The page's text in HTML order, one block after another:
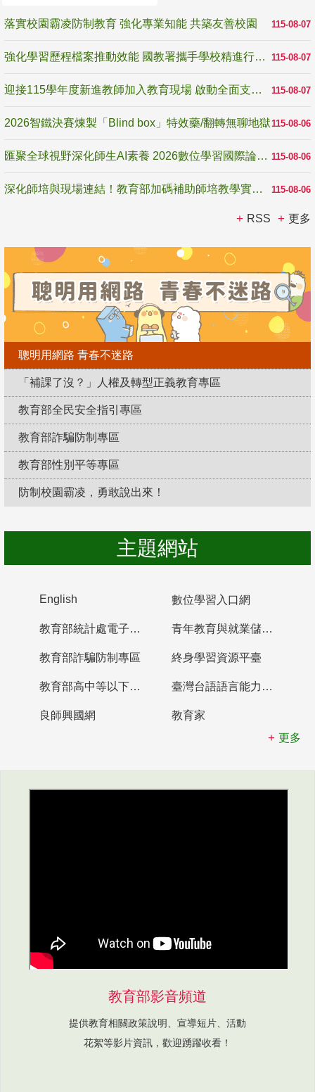
115-08-07
落實校園霸凌防制教育 強化專業知能 共築友善校園
115-08-07
強化學習歷程檔案推動效能 國教署攜手學校精進行政與教學支持
115-08-07
迎接115學年度新進教師加入教育現場 啟動全面支持陪伴
115-08-06
2026智鐵決賽煉製「Blind box」特效藥/翻轉無聊地獄
115-08-06
匯聚全球視野深化師生AI素養 2026數位學習國際論壇高雄登場
115-08-06
深化師培與現場連結！教育部加碼補助師培教學實踐研究 10月師培國際研討會交流教學實踐經驗
RSS 更多
聰明用網路 青春不迷路
「補課了沒？」人權及轉型正義教育專區
教育部全民安全指引專區
教育部詐騙防制專區
教育部性別平等專區
防制校園霸凌，勇敢說出來！
主題網站
English 數位學習入口網
教育部統計處電子書櫃 青年教育與就業儲蓄帳戶
教育部詐騙防制專區 終身學習資源平臺
教育部高中等以下學校及幼兒園教師資格檢定考試 臺灣台語語言能力認證網站
良師興國網
教育家
更多
教育部影音頻道
提供教育相關政策說明、宣導短片、活動
花絮等影片資訊，歡迎踴躍收看！